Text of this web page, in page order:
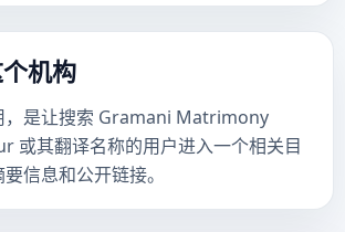
机构
，是让搜索 Gramani Matrimony
或其翻译名称的用户进入一个相关目
信息和公开链接。